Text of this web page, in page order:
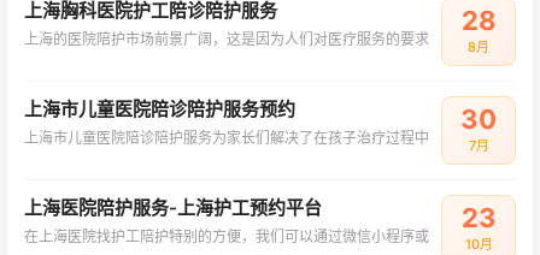
上海胸科医院护工陪诊陪护服务
上海的医院陪护市场前景广阔，这是因为人们对医疗服务的要求
28
8月
上海市儿童医院陪诊陪护服务预约
上海市儿童医院陪诊陪护服务为家长们解决了在孩子治疗过程中
30
7月
上海医院陪护服务-上海护工预约平台
在上海医院找护工陪护特别的方便，我们可以通过微信小程序或
23
10月